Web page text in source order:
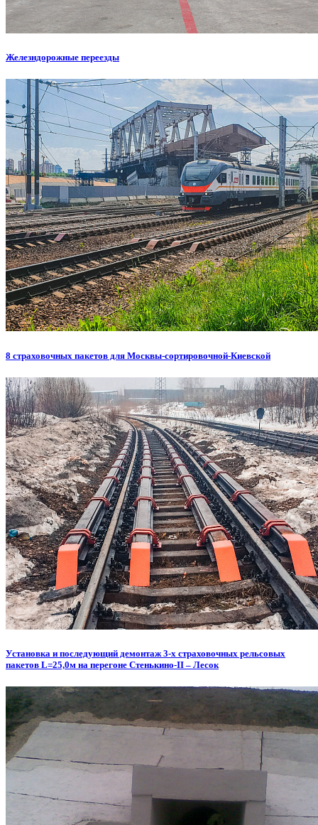
Железндорожные переезды
8 страховочных пакетов для Москвы-сортировочной-Киевской
Установка и последующий демонтаж 3-х страховочных рельсовых
пакетов L=25,0м на перегоне Стенькино-II – Лесок